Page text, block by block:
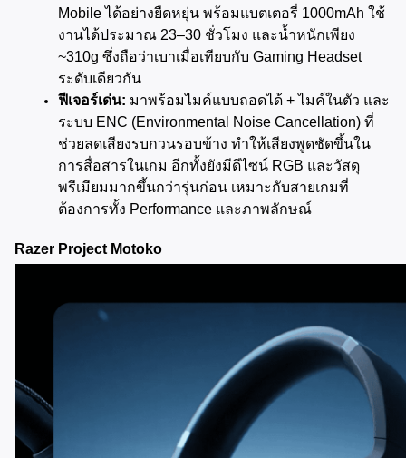
Mobile ได้อย่างยืดหยุ่น พร้อมแบตเตอรี่ 1000mAh ใช้
งานได้ประมาณ 23–30 ชั่วโมง และน้ำหนักเพียง
~310g ซึ่งถือว่าเบาเมื่อเทียบกับ Gaming Headset
ระดับเดียวกัน
ฟีเจอร์เด่น: มาพร้อมไมค์แบบถอดได้ + ไมค์ในตัว และ
ระบบ ENC (Environmental Noise Cancellation) ที่
ช่วยลดเสียงรบกวนรอบข้าง ทำให้เสียงพูดชัดขึ้นใน
การสื่อสารในเกม อีกทั้งยังมีดีไซน์ RGB และวัสดุ
พรีเมียมมากขึ้นกว่ารุ่นก่อน เหมาะกับสายเกมที่
ต้องการทั้ง Performance และภาพลักษณ์
Razer Project Motoko